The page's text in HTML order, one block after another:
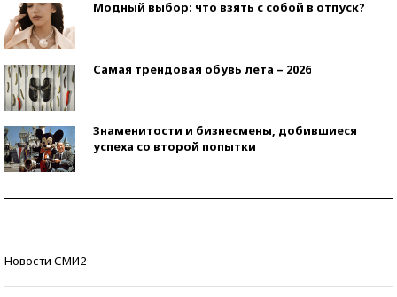
Модный выбор: что взять с собой в отпуск?
Самая трендовая обувь лета – 2026
Знаменитости и бизнесмены, добившиеся
успеха со второй попытки
Новости СМИ2